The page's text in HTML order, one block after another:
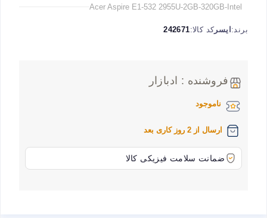
Acer Aspire E1-532 2955U-2GB-320GB-Intel
برند: ایسرکد کالا:242671
فروشنده : ادبازار
ناموجود
ارسال از 2 روز کاری بعد
ضمانت سلامت فیزیکی کالا